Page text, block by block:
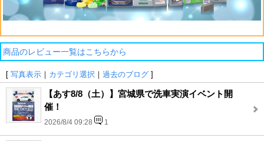
商品のレビュー一覧はこちらから
[ 写真表示 ｜ カテゴリ選択 ｜ 過去のブログ ]
【あす8/8（土）】宮城県で洗車実演イベント開
催！
2026/8/4 09:28 1